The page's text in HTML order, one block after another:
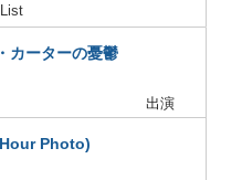
カーターの憂鬱
出演
Photo)